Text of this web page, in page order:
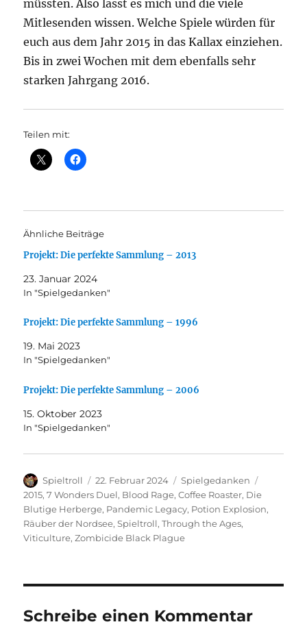
müssten. Also lasst es mich und die viele
Mitlesenden wissen. Welche Spiele würden für
euch aus dem Jahr 2015 in das Kallax einziehen.
Bis in zwei Wochen mit dem ebenfalls sehr
starken Jahrgang 2016.
Teilen mit:
Ähnliche Beiträge
Projekt: Die perfekte Sammlung – 2013
23. Januar 2024
In "Spielgedanken"
Projekt: Die perfekte Sammlung – 1996
19. Mai 2023
In "Spielgedanken"
Projekt: Die perfekte Sammlung – 2006
15. Oktober 2023
In "Spielgedanken"
Autor
Spieltroll
Veröffentlicht
am
22. Februar 2024 Kategorien
Spielgedanken
2015,7 Wonders Duel, Blood Rage,Coffee Roaster, Die
Blutige Herberge, Pandemic Legacy, Potion Explosion,
Räuber der Nordsee,Spieltroll,Through the Ages,
Viticulture,Zombicide Black Plague
Schreibe einen Kommentar